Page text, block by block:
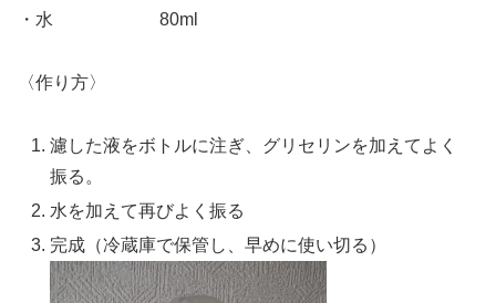
・水 80ml
〈作り方〉
濾した液をボトルに注ぎ、グリセリンを加えてよく
振る。
水を加えて再びよく振る
完成（冷蔵庫で保管し、早めに使い切る）